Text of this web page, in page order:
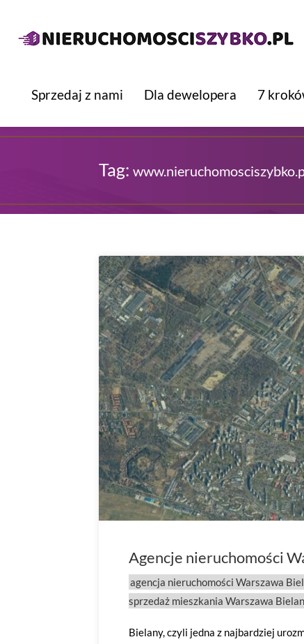
Sprzedaj z nami Dla dewelopera 7
Tag:
Agencje nieruchomości
agencja nieruchomości Warszawa
sprzedaż mieszkania Warszawa
Bielany, czyli jedna z najbardziej